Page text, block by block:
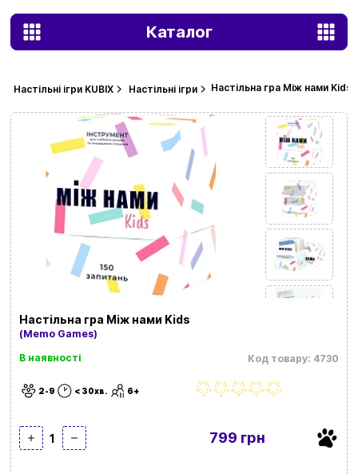
Каталог
Настільні ігри KUBIX Настільні ігри Настільна гра Між нами Kids
Настільна гра Між нами Kids
(Memo Games)
Код товару: 4730
В наявності
2-9 < 30хв. 6+
799 грн
1